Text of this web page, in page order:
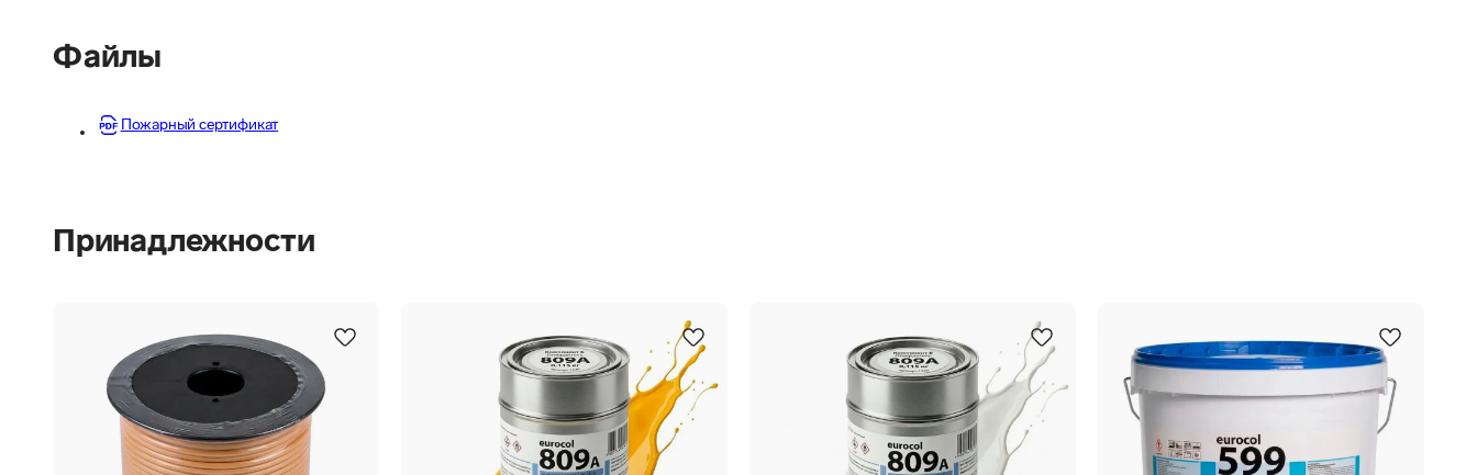
Файлы
Пожарный сертификат
Принадлежности